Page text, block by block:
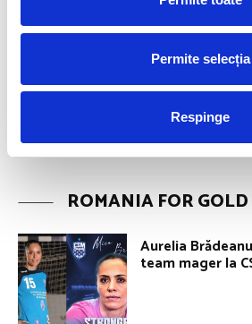
Permite selecția
Respinge
ROMANIA FOR GOLD
Aurelia
team mager la